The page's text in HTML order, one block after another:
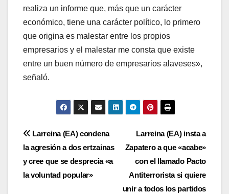
realiza un informe que, más que un carácter
económico, tiene una carácter polí­tico, lo primero
que origina es malestar entre los propios
empresarios y el malestar me consta que existe
entre un buen número de empresarios alaveses»,
señaló.
Navegación
de
entradas
Larreina (EA) insta a
Zapatero a que «acabe»
con el llamado Pacto
Antiterrorista si quiere
unir a todos los partidos
Larreina (EA) condena
la agresión a dos ertzainas
y cree que se desprecia «a
la voluntad popular»